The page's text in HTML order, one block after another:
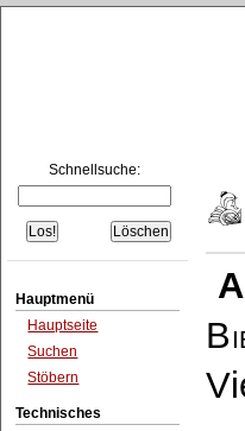
Schnellsuche:
Hauptmenü
Hauptseite
Suchen
Stöbern
Technisches